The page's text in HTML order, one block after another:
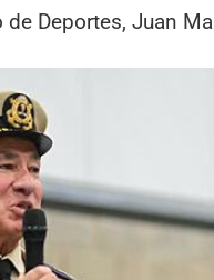
Deportes, Juan